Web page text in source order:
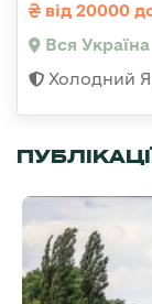
від 20000
Вся Україна
Холодний